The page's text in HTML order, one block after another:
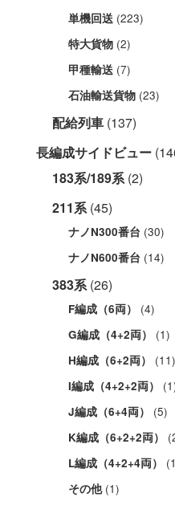
単機回送 (223)
特大貨物 (2)
甲種輸送 (7)
石油輸送貨物 (23)
配給列車 (137)
長編成サイドビュー
183系/189系(2)
211系(45)
ナノN300番台 (30)
ナノN600番台 (14)
383系(26)
F編成（6両） (4)
G編成（4+2両） (1)
H編成（6+2両） (11)
I編成（4+2+2両）
J編成（6+4両） (5)
K編成（6+2+2両）
L編成（4+2+4両）
その他(1)